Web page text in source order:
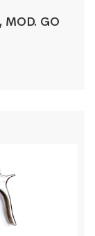
MOD. GO